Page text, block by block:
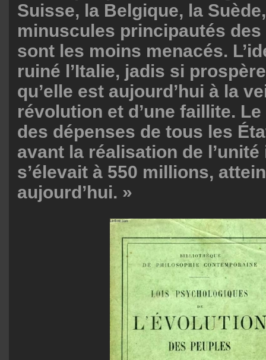
Suisse, la Belgique, la
minuscules principautés
sont les moins menacés.
ruiné l’Italie, jadis si
qu’elle est aujourd’hui à la
révolution et d’une faillite.
des dépenses de tous les
avant la réalisation de l’unité
s’élevait à 550 millions,
aujourd’hui. »